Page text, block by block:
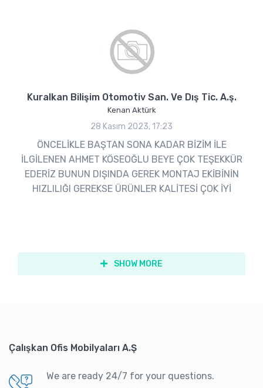
Kuralkan Bilişim Otomotiv San. Ve Dış Tic. A.ş.
Kenan Aktürk
28 Kasım 2023, 17:23
ÖNCELİKLE BAŞTAN SONA KADAR BİZİM İLE
İLGİLENEN AHMET KÖSEOĞLU BEYE ÇOK TEŞEKKÜR
EDERİZ BUNUN DIŞINDA GEREK MONTAJ EKİBİNİN
HIZLILIĞI GEREKSE ÜRÜNLER KALİTESİ ÇOK İYİ
SHOW MORE
Çalışkan Ofis Mobilyaları A.Ş
We are ready 24/7 for your questions.